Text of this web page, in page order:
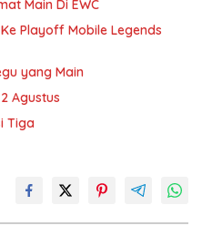
Main Di EWC
Playoff Mobile Legends
yang Main
Agustus
Tiga